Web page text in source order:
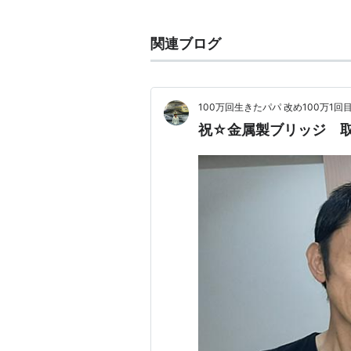
健康面に問題があるとして、詰
関連ブログ
100万回生きたパパ 改め100万1回
祝☆金属製ブリッジ